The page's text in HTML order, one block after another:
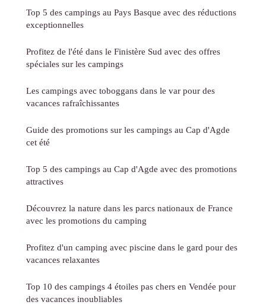
Top 5 des campings au Pays Basque avec des réductions
exceptionnelles
Profitez de l'été dans le Finistère Sud avec des offres
spéciales sur les campings
Les campings avec toboggans dans le var pour des
vacances rafraîchissantes
Guide des promotions sur les campings au Cap d'Agde
cet été
Top 5 des campings au Cap d'Agde avec des promotions
attractives
Découvrez la nature dans les parcs nationaux de France
avec les promotions du camping
Profitez d'un camping avec piscine dans le gard pour des
vacances relaxantes
Top 10 des campings 4 étoiles pas chers en Vendée pour
des vacances inoubliables